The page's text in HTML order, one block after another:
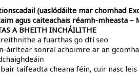
(uaslódáilte mar chomhad
agus caiteachais réamh-mheasta –
A BHEITH INCHÁILITHE
a fuarthas go dtí seo
áirítear sonraí achoimre ar an
taifeadta cheana féin, cuir nasc